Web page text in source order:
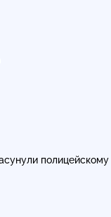
полицейскому